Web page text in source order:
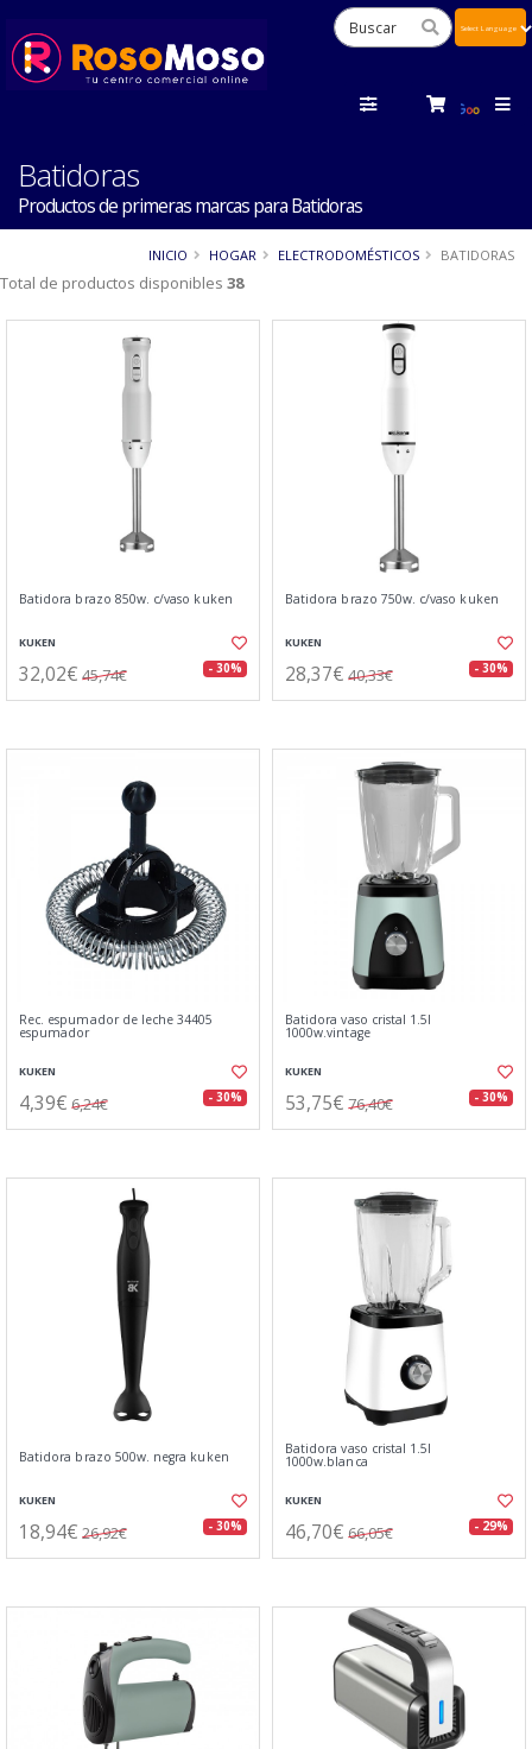
Batidoras
Productos de primeras marcas para Batidoras
INICIO HOGAR ELECTRODOMÉSTICOS BATIDORAS
Total de productos disponibles 38
Batidora brazo 850w. c/vaso kuken
KUKEN
32,02€ 45,74€ - 30%
Batidora brazo 750w. c/vaso kuken
KUKEN
28,37€ 40,33€ - 30%
Rec. espumador de leche 34405
espumador
KUKEN
4,39€ 6,24€ - 30%
Batidora vaso cristal 1.5l
1000w.vintage
KUKEN
53,75€ 76,40€ - 30%
Batidora brazo 500w. negra kuken
KUKEN
18,94€ 26,92€ - 30%
Batidora vaso cristal 1.5l
1000w.blanca
KUKEN
46,70€ 66,05€ - 29%